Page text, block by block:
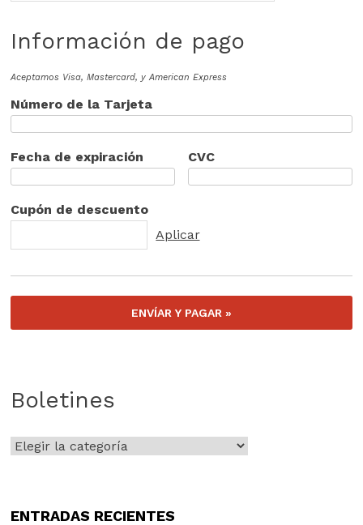
Información de pago
Aceptamos Visa, Mastercard, y American Express
Número de la Tarjeta
Fecha de expiración CVC
Cupón de descuento
Boletines
Boletines
ENTRADAS RECIENTES